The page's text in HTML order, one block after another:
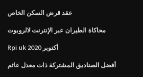
عقد قرض السكن الخاص
محاكاة الطيران عبر الإنترنت لالروبوت
Rpi uk أكتوبر 2020
أفضل الصناديق المشتركة ذات معدل عائم